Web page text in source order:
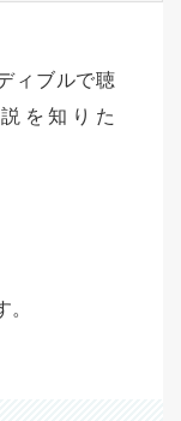
ィブルで聴
を知りた